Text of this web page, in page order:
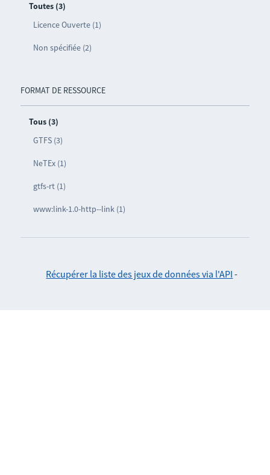
Toutes (3)
Licence Ouverte (1)
Non spécifiée (2)
FORMAT DE RESSOURCE
Tous (3)
GTFS (3)
NeTEx (1)
gtfs-rt (1)
www:link-1.0-http--link (1)
Récupérer la liste des jeux de données via l'API -